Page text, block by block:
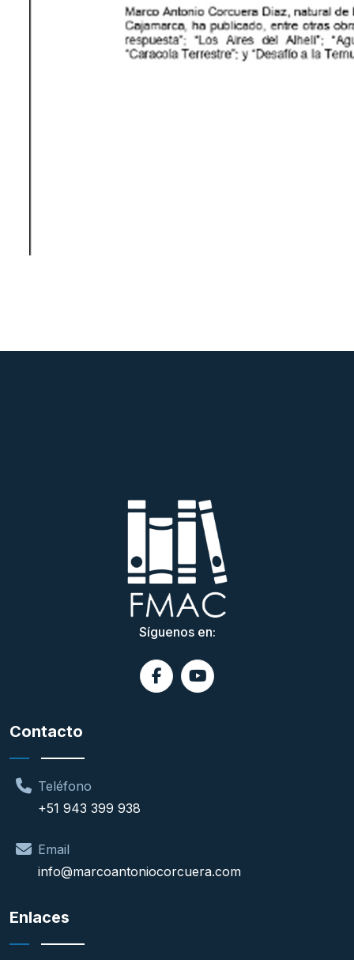
Contacto
Teléfono
+51 943 399 938
Email
info@marcoantoniocorcuera.com
Síguenos en:
Enlaces